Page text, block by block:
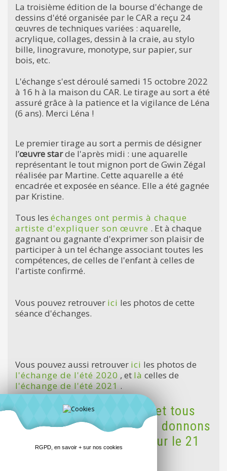
La troisième édition de la bourse d'échange de
dessins d'été organisée par le CAR a reçu 24
œuvres de techniques variées : aquarelle,
acrylique, collages, dessin à la craie, au stylo
bille, linogravure, monotype, sur papier, sur
bois, etc.
L'échange s'est déroulé samedi 15 octobre 2022
à 16 h à la maison du CAR. Le tirage au sort a été
assuré grâce à la patience et la vigilance de Léna
(6 ans). Merci Léna !
Le premier tirage au sort a permis de désigner
l’œuvre starde l'après midi : une aquarelle
représentant le tout mignon port de Gwin Zégal
réalisée par Martine. Cette aquarelle a été
encadrée et exposée en séance. Elle a été gagnée
par Kristine.
Tous les échanges ont permis à chaque
artiste d'expliquer son œuvre . Et à chaque
gagnant ou gagnante d'exprimer son plaisir de
participer à un tel échange associant toutes les
compétences, de celles de l'enfant à celles de
l'artiste confirmé.
Vous pouvez retrouver ici les photos de cette
séance d'échanges.
Vous pouvez aussi retrouver ici les photos de
l'échange de l'été 2020 , et là celles de
l'échange de l'été 2021 .
Nous remercions toutes et tous
les participants ! Et vous donnons
rendez vous ici même pour le 21
RGPD, en savoir + sur nos cookies